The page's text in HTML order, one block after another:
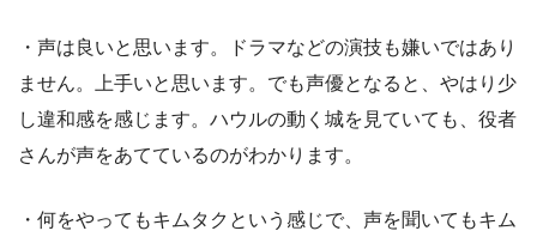
・声は良いと思います。ドラマなどの演技も嫌いではあり
ません。上手いと思います。でも声優となると、やはり少
し違和感を感じます。ハウルの動く城を見ていても、役者
さんが声をあてているのがわかります。
・何をやってもキムタクという感じで、声を聞いてもキム